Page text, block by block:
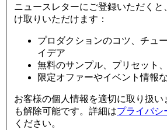
ニュースレターにご登録いただくと
け取りいただけます：
プロダクションのコツ、チュ
イデア
無料のサンプル、プリセット
限定オファーやイベント情報
お客様の個人情報を適切に取り扱
も解除可能です。詳細はプライバシ
ください。